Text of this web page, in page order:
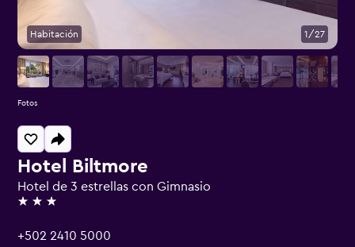
Hotel Biltmore
Hotel de 3 estrellas con Gimnasio
3 estrellas
+502 2410 5000
Habitación 1/27
Fotos